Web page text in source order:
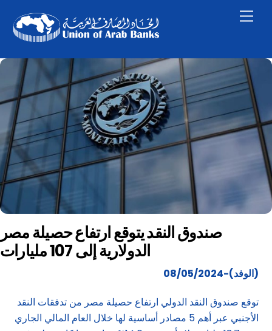
content
صندوق النقد يتوقع ارتفاع حصيلة مصر
الدولارية إلى 107 مليارات
(الوفد)-08/05/2024
توقع صندوق النقد الدولي ارتفاع حصيلة مصر من تدفقات النقد
الأجنبي عبر أهم 5 مصادر أساسية لها خلال العام المالي الجاري